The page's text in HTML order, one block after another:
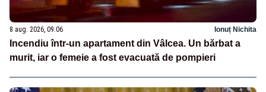
8 aug. 2026, 09:06 Ionuț Nichita
Incendiu într-un apartament din Vâlcea. Un bărbat a
murit, iar o femeie a fost evacuată de pompieri